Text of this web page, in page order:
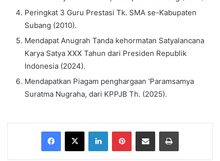
Peringkat 3 Guru Prestasi Tk. SMA se-Kabupaten
Subang (2010).
Mendapat Anugrah Tanda kehormatan Satyalancana
Karya Satya XXX Tahun dari Presiden Republik
Indonesia (2024).
Mendapatkan Piagam penghargaan ‘Paramsamya
Suratma Nugraha, dari KPPJB Th. (2025).
Facebook
X LinkedInPinterestShare via Email Print